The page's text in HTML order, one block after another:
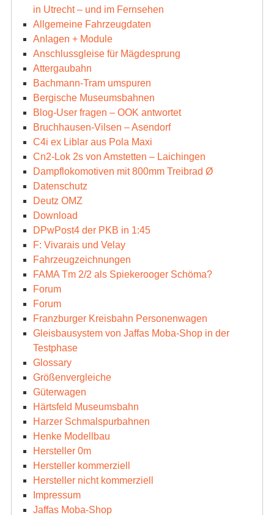
in Utrecht – und im Fernsehen
Allgemeine Fahrzeugdaten
Anlagen + Module
Anschlussgleise für Mägdesprung
Attergaubahn
Bachmann-Tram umspuren
Bergische Museumsbahnen
Blog-User fragen – OOK antwortet
Bruchhausen-Vilsen – Asendorf
C4i ex Liblar aus Pola Maxi
Cn2-Lok 2s von Amstetten – Laichingen
Dampflokomotiven mit 800mm Treibrad Ø
Datenschutz
Deutz OMZ
Download
DPwPost4 der PKB in 1:45
F: Vivarais und Velay
Fahrzeugzeichnungen
FAMA Tm 2/2 als Spiekerooger Schöma?
Forum
Forum
Franzburger Kreisbahn Personenwagen
Gleisbausystem von Jaffas Moba-Shop in der
Testphase
Glossary
Größenvergleiche
Güterwagen
Härtsfeld Museumsbahn
Harzer Schmalspurbahnen
Henke Modellbau
Hersteller 0m
Hersteller kommerziell
Hersteller nicht kommerziell
Impressum
Jaffas Moba-Shop